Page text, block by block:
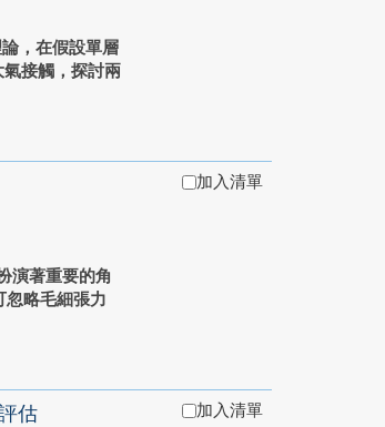
，在假設單層
接觸，探討兩
演著重要的角
忽略毛細張力
加入清單
估 加入清單